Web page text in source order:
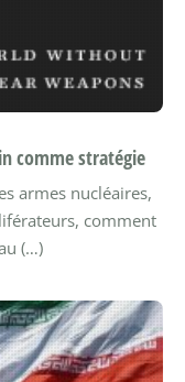
comme stratégie
armes nucléaires,
comment
(…)